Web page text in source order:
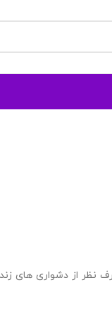
نظر از دشواری های